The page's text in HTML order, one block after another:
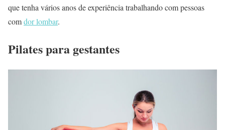
que tenha vários anos de experiência trabalhando com pessoas
comdor lombar.
Pilates para gestantes